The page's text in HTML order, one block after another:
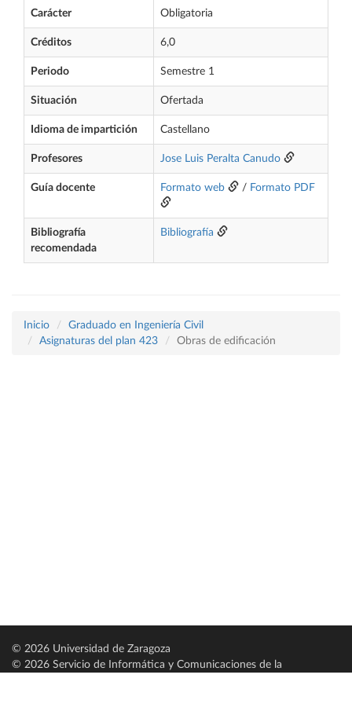
Carácter Obligatoria
Créditos 6,0
Periodo Semestre 1
Situación Ofertada
Idioma de impartición Castellano
Profesores Jose Luis Peralta Canudo
Guía docente Formato web / Formato PDF
Bibliografía
recomendada
Bibliografía
Inicio
Graduado en Ingeniería Civil
Asignaturas del plan 423
Obras de edificación
© 2026 Universidad de Zaragoza
© 2026 Servicio de Informática y Comunicaciones de la